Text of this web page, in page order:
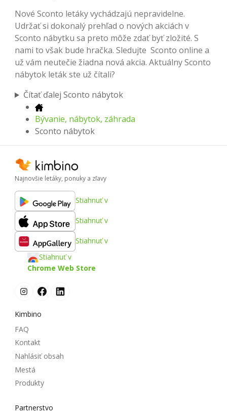
Nové Sconto letáky vychádzajú nepravidelne.
Udržať si dokonalý prehľad o nových akciách v
Sconto nábytku sa preto môže zdať byť zložité. S
nami to však bude hračka. Sledujte Sconto online a
už vám neutečie žiadna nová akcia. Aktuálny Sconto
nábytok leták ste už čítali?
Čítať ďalej Sconto nábytok
Bývanie, nábytok, záhrada
Sconto nábytok
Najnovšie letáky, ponuky a zľavy
Stiahnuť v
Stiahnuť v
Stiahnuť v
Stiahnuť v
Chrome Web Store
Kimbino
FAQ
Kontakt
Nahlásiť obsah
Mestá
Produkty
Partnerstvo